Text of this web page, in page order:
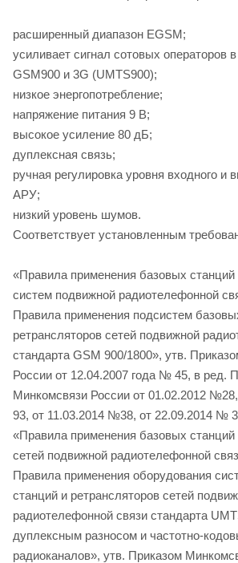
расширенный диапазон EGSM;
усиливает сигнал сотовых операторов
GSM900 и 3G (UMTS900);
низкое энергопотребление;
напряжение питания 9 В;
высокое усиление 80 дБ;
дуплексная связь;
ручная регулировка уровня входного и
АРУ;
низкий уровень шумов.
Соответствует установленным
«Правила применения базовых станций
систем подвижной радиотелефонной
Правила применения подсистем
ретрансляторов сетей подвижной
стандарта GSM 900/1800», утв.
России от 12.04.2007 года № 45, в ред.
Минкомсвязи России от 01.02.2012
93, от 11.03.2014 №38, от 22.09.2014 №
«Правила применения базовых станций
сетей подвижной радиотелефонной
Правила применения оборудования
станций и ретрансляторов сетей
радиотелефонной связи стандарта
дуплексным разносом и частотно-
радиоканалов», утв. Приказом